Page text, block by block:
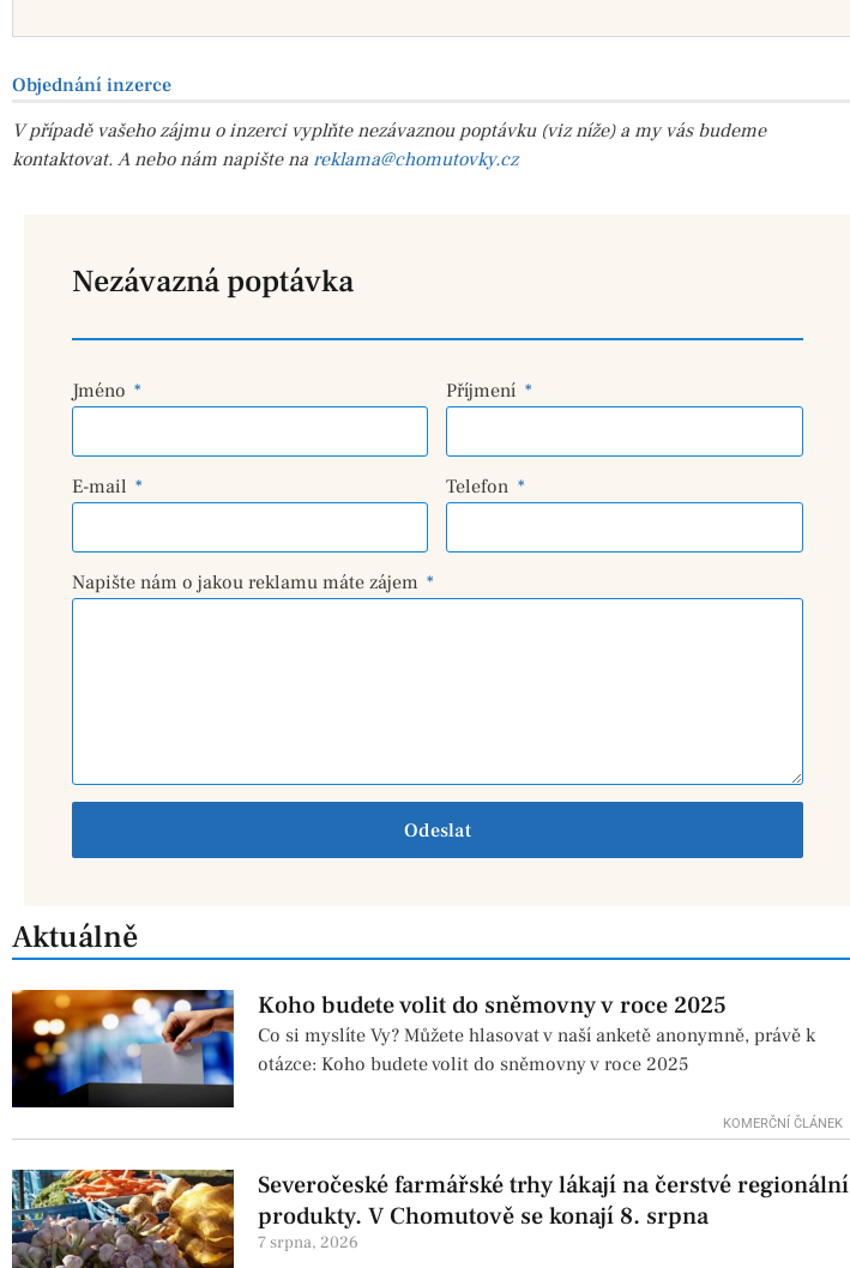
Objednání inzerce
V případě vašeho zájmu o inzerci vyplňte nezávaznou poptávku (viz níže) a my vás budeme
kontaktovat. A nebo nám napište na reklama@chomutovky.cz
Nezávazná poptávka
Jméno Příjmení
E-mail Telefon
Napište nám o jakou reklamu máte zájem
Odeslat
Aktuálně
Koho budete volit do sněmovny v roce 2025
Co si myslíte Vy? Můžete hlasovat v naší anketě anonymně, právě k
otázce: Koho budete volit do sněmovny v roce 2025
KOMERČNÍ ČLÁNEK
Severočeské farmářské trhy lákají na čerstvé regionální
produkty. V Chomutově se konají 8. srpna
7 srpna, 2026